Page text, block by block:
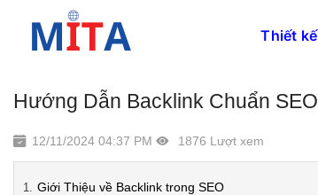
Thiết
Hướng Dẫn Backlink Chuẩn
12/11/2024 04:37 PM 1876 Lượt xem
Giới Thiệu về Backlink trong SEO